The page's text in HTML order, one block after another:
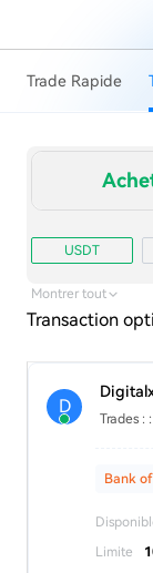
Trade Rapide
USDT
TRX
Montrer tout
Transaction
D
Trades :
Bank
Limite